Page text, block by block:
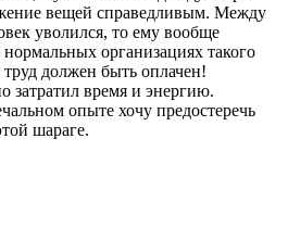
вещей справедливым. Между
уволился, то ему вообще
организациях такого
должен быть оплачен!
затратил время и энергию.
опыте хочу предостеречь
шараге.